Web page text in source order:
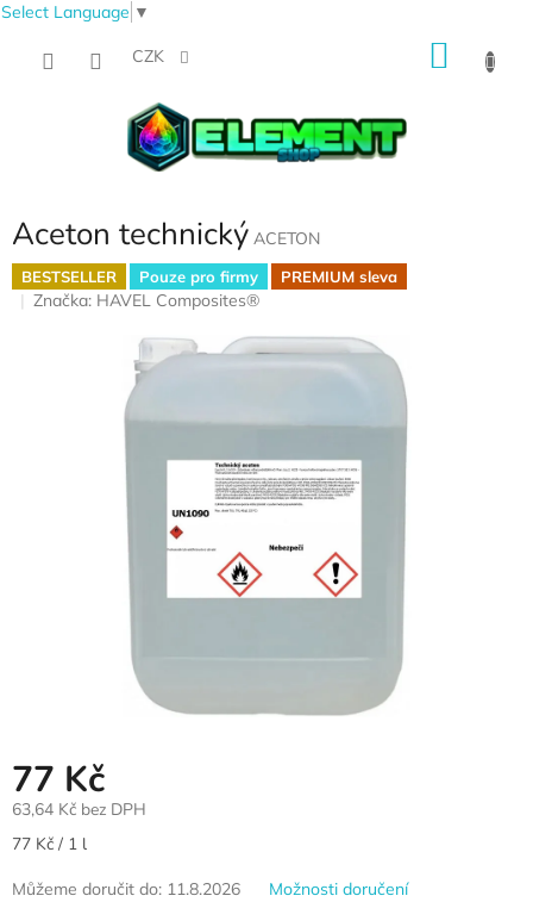
Select Language ▼
CZK
Aceton technický ACETON
BESTSELLER Pouze pro firmy PREMIUM sleva
Značka: HAVEL Composites®
77 Kč
63,64 Kč bez DPH
Měrná
77 Kč / 1 l
Můžeme doručit do: 11.8.2026 Možnosti doručení